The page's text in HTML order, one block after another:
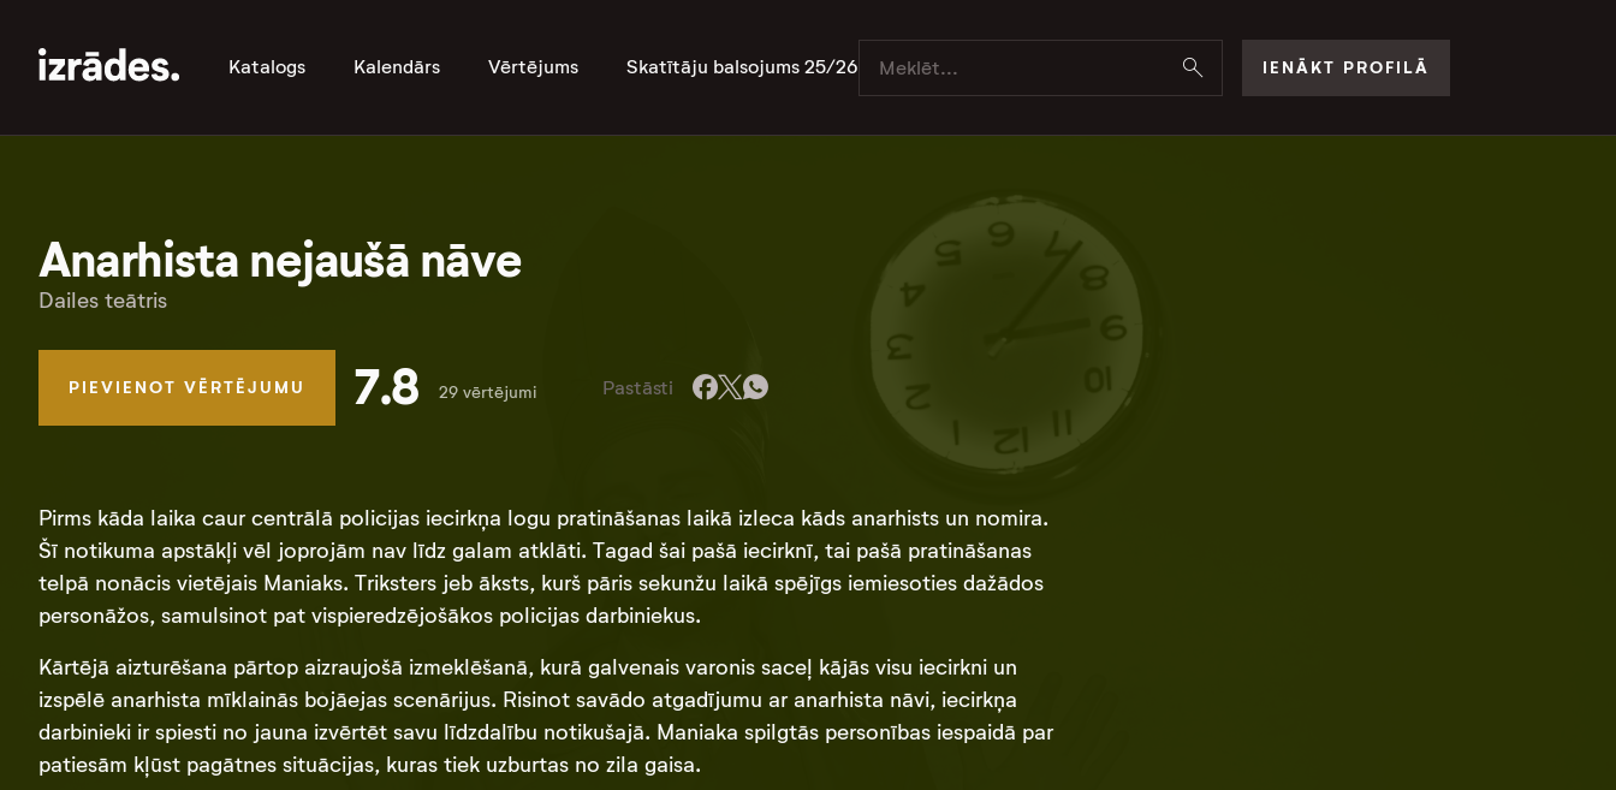
Katalogs Kalendārs Vērtējums Skatītāju balsojums 25/26 IENĀKT PROFILĀ
Anarhista nejaušā nāve
Dailes teātris
PIEVIENOT VĒRTĒJUMU 7.8 29 vērtējumi Pastāsti
Pirms kāda laika caur centrālā policijas iecirkņa logu pratināšanas laikā izleca kāds anarhists un nomira.
Šī notikuma apstākļi vēl joprojām nav līdz galam atklāti. Tagad šai pašā iecirknī, tai pašā pratināšanas
telpā nonācis vietējais Maniaks. Triksters jeb āksts, kurš pāris sekunžu laikā spējīgs iemiesoties dažādos
personāžos, samulsinot pat vispieredzējošākos policijas darbiniekus.
Kārtējā aizturēšana pārtop aizraujošā izmeklēšanā, kurā galvenais varonis saceļ kājās visu iecirkni un
izspēlē anarhista mīklainās bojāejas scenārijus. Risinot savādo atgadījumu ar anarhista nāvi, iecirkņa
darbinieki ir spiesti no jauna izvērtēt savu līdzdalību notikušajā. Maniaka spilgtās personības iespaidā par
patiesām kļūst pagātnes situācijas, kuras tiek uzburtas no zila gaisa.